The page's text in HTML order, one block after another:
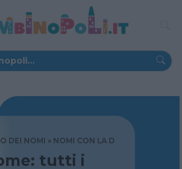
DEI NOMI NOMI CON LA D
tutti i